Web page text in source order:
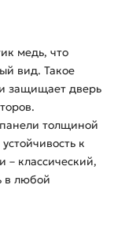
медь, что
вид. Такое
защищает дверь
толщиной
к
– классический,
в любой